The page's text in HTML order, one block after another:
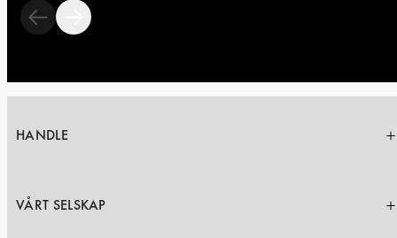
HANDLE
VÅRT SELSKAP